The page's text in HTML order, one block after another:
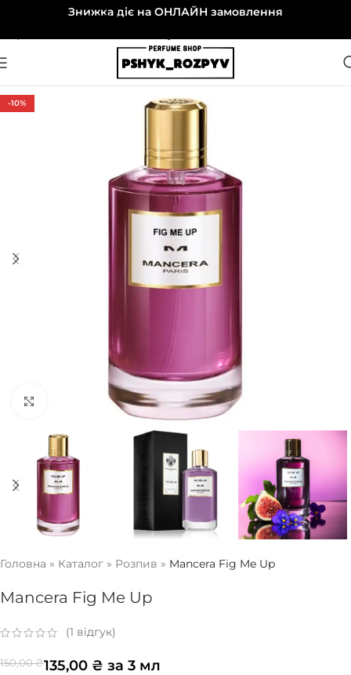
Перейти до навігаціїЗнижка діє на ОНЛАЙН замовлення
-10%
Натисніть, щоб збільшити
Головна » Каталог » Розпив » Mancera Fig Me Up
Mancera Fig Me Up
(1 відгук)
150,00₴135,00 ₴ за 3 мл